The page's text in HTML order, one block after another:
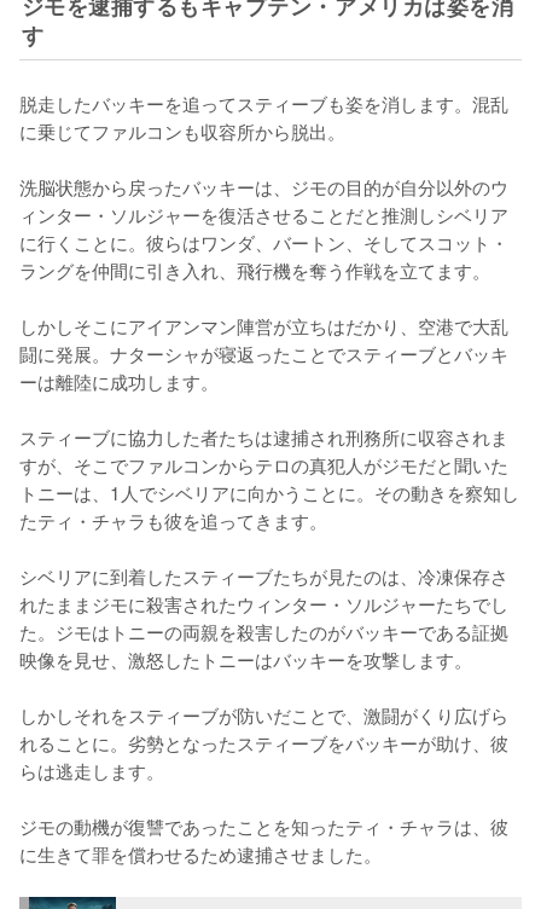
す
脱走したバッキーを追ってスティーブも姿を消します。混乱
に乗じてファルコンも収容所から脱出。
洗脳状態から戻ったバッキーは、ジモの目的が自分以外のウ
ィンター・ソルジャーを復活させることだと推測しシベリア
に行くことに。彼らはワンダ、バートン、そしてスコット・
ラングを仲間に引き入れ、飛行機を奪う作戦を立てます。
しかしそこにアイアンマン陣営が立ちはだかり、空港で大乱
闘に発展。ナターシャが寝返ったことでスティーブとバッキ
ーは離陸に成功します。
スティーブに協力した者たちは逮捕され刑務所に収容されま
すが、そこでファルコンからテロの真犯人がジモだと聞いた
トニーは、1人でシベリアに向かうことに。その動きを察知し
たティ・チャラも彼を追ってきます。
シベリアに到着したスティーブたちが見たのは、冷凍保存さ
れたままジモに殺害されたウィンター・ソルジャーたちでし
た。ジモはトニーの両親を殺害したのがバッキーである証拠
映像を見せ、激怒したトニーはバッキーを攻撃します。
しかしそれをスティーブが防いだことで、激闘がくり広げら
れることに。劣勢となったスティーブをバッキーが助け、彼
らは逃走します。
ジモの動機が復讐であったことを知ったティ・チャラは、彼
に生きて罪を償わせるため逮捕させました。